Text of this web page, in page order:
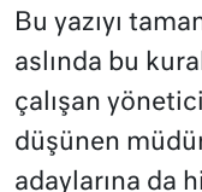
Bu yazıyı
aslında bu
çalışan
düşünen
adaylarına da